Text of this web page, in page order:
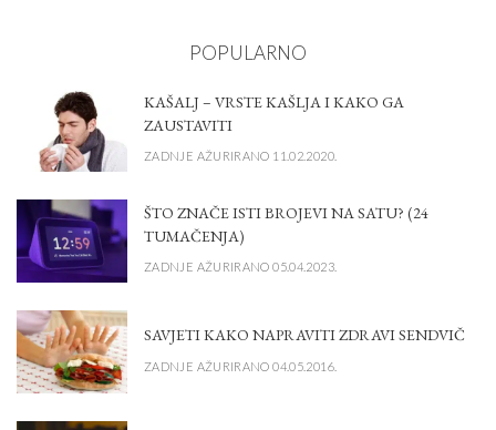
POPULARNO
KAŠALJ – VRSTE KAŠLJA I KAKO GA
ZAUSTAVITI
ZADNJE AŽURIRANO 11.02.2020.
ŠTO ZNAČE ISTI BROJEVI NA SATU? (24
TUMAČENJA)
ZADNJE AŽURIRANO 05.04.2023.
SAVJETI KAKO NAPRAVITI ZDRAVI SENDVIČ
ZADNJE AŽURIRANO 04.05.2016.